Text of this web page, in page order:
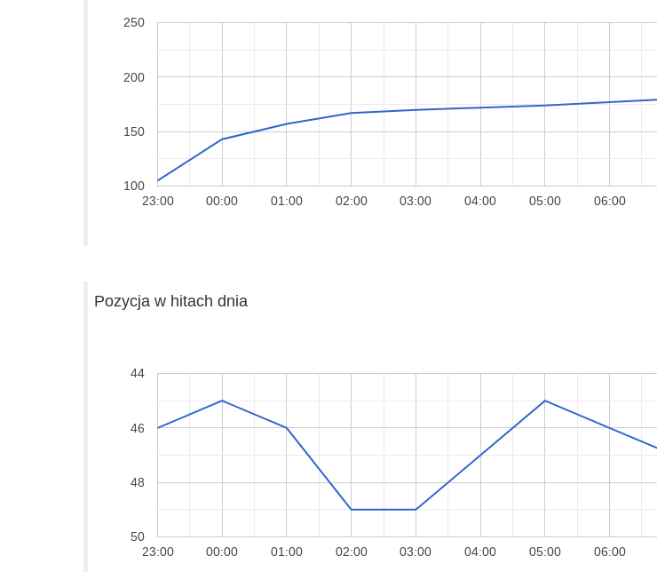
23:00 00:00 01:00 02:00 03:00 04:00 05:00 06:00
100
150
200
250
Pozycja w hitach dnia
23:00 00:00 01:00 02:00 03:00 04:00 05:00 06:00
44
46
48
50